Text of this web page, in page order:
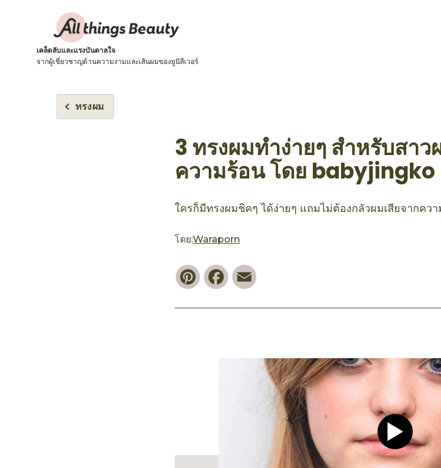
เคล็ดลับและแรงบันดาลใจ
จากผู้เชี่ยวชาญด้านความงามและเส้นผมของยูนิลีเวอร์
ทรงผม
3 ทรงผมทำง่ายๆ สำหรับสา
ความร้อน โดย babyjingko
ใครก็มีทรงผมชิคๆ ได้ง่ายๆ แถมไม่ต้องกลัวผมเสียจากคว
โดย:Waraporn
PinterestFacebook
Play